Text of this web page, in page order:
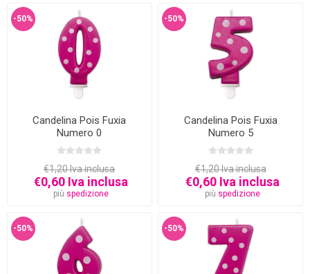
-50%
Candelina Pois Fuxia
Numero 0
€1,20 Iva inclusa
€0,60 Iva inclusa
più spedizione
-50%
Candelina Pois Fuxia
Numero 5
€1,20 Iva inclusa
€0,60 Iva inclusa
più spedizione
-50% -50%